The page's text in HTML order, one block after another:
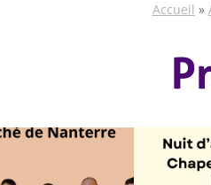
Accueil »